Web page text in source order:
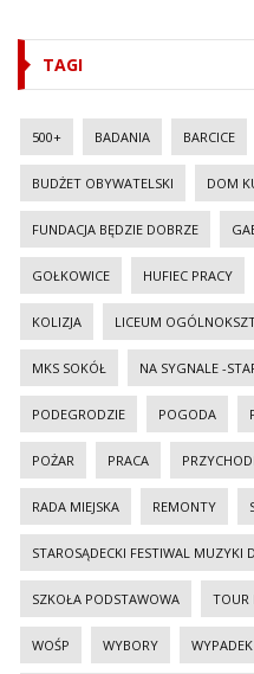
TAGI
500+ BADANIA BARCICE
BUDŻET OBYWATELSKI DOM
FUNDACJA BĘDZIE DOBRZE
GOŁKOWICE HUFIEC PRACY
KOLIZJA LICEUM
MKS SOKÓŁ NA SYGNALE -
PODEGRODZIE POGODA
POŻAR PRACA
RADA MIEJSKA REMONTY
STAROSĄDECKI FESTIWAL MUZYKI
SZKOŁA PODSTAWOWA TOUR
WOŚP WYBORY WYPADEK